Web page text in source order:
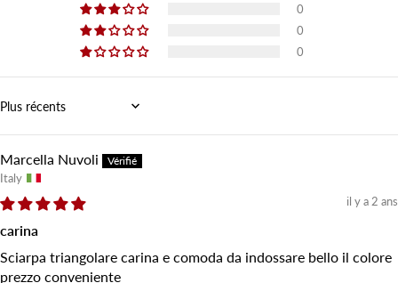
0
0
0
Sort by
Marcella Nuvoli
Italy
il y a 2 ans
carina
Sciarpa triangolare carina e comoda da indossare bello il colore
prezzo conveniente